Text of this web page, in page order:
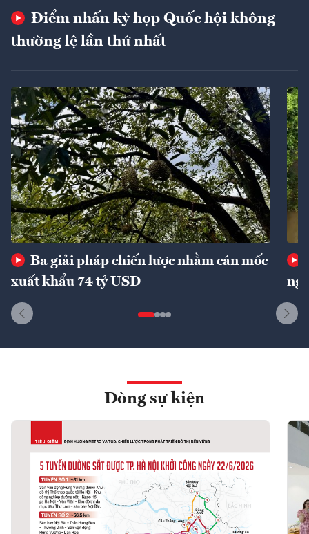
Điểm nhấn kỳ họp Quốc hội không
thường lệ lần thứ nhất
Ba giải pháp chiến lược nhằm cán mốc
xuất khẩu 74 tỷ USD
Dòng sự kiện